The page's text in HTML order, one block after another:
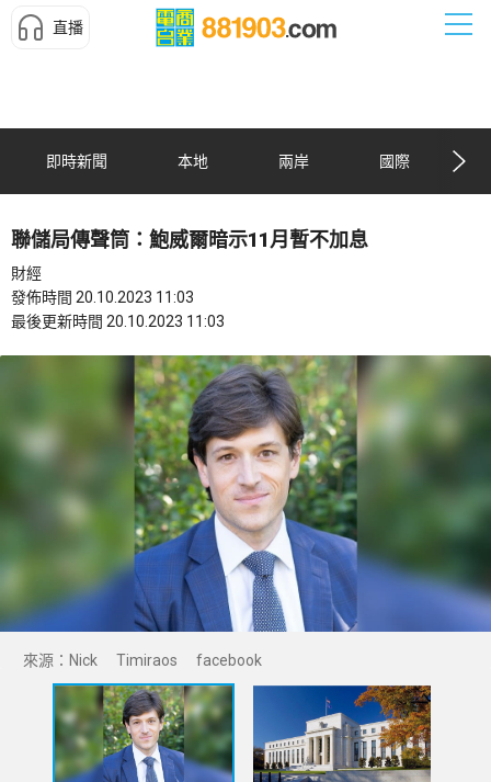
直播
即時新聞 本地 兩岸 國際
聯儲局傳聲筒：鮑威爾暗示11月暫不加息
財經
發佈時間 20.10.2023 11:03
最後更新時間 20.10.2023 11:03
來源：Nick Timiraos facebook